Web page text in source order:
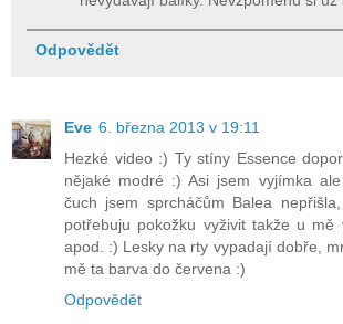
Odpovědět
Eve 6. března 2013 v 19:11
Hezké video :) Ty stíny Essence
nějaké modré :) Asi jsem vyjímka
čuch jsem sprcháčům Balea
potřebuju pokožku vyživit takže u mě
apod. :) Lesky na rty vypadají dobře,
mě ta barva do červena :)
Odpovědět